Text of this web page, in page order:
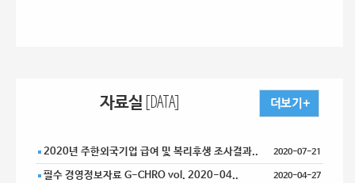
자료실 [DATA]
2020년 주한외국기업 급여 및 복리후생 조사결과.. 2020-07-21
필수 경영정보자료 G-CHRO vol. 2020-04.. 2020-04-27